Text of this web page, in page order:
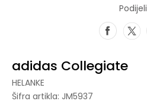
Podijeli
adidas Collegiate
HELANKE
Šifra artikla: JM5937